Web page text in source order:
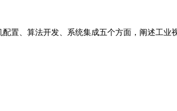
置、算法开发、系统集成五个方面，阐述工业